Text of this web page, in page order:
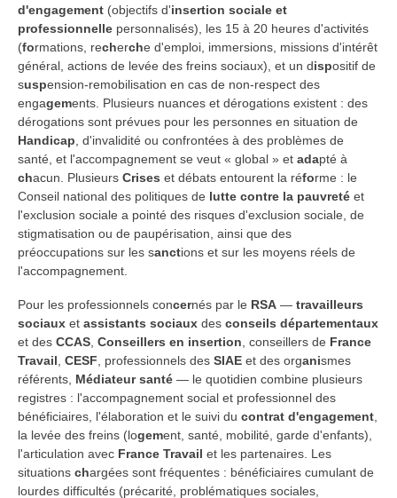
d'engagement (objectifs d'insertion sociale et
professionnelle personnalisés), les 15 à 20 heures d'activités
(formations, recherche d'emploi, immersions, missions d'intérêt
général, actions de levée des freins sociaux), et un dispositif de
suspension-remobilisation en cas de non-respect des
engagements. Plusieurs nuances et dérogations existent : des
dérogations sont prévues pour les personnes en situation de
Handicap , d'invalidité ou confrontées à des problèmes de
santé, et l'accompagnement se veut « global » et adapté à
chacun. Plusieurs Crises et débats entourent la réforme : le
Conseil national des politiques de lutte contre la pauvreté et
l'exclusion sociale a pointé des risques d'exclusion sociale, de
stigmatisation ou de paupérisation, ainsi que des
préoccupations sur les sanctions et sur les moyens réels de
l'accompagnement.
Pour les professionnels concernés par le RSA — travailleurs
sociaux et assistants sociaux des conseils départementaux
et des CCAS Conseillers en insertion , conseillers de France
Travail CESF , professionnels des SIAE et des organismes
référents, Médiateur santé — le quotidien combine plusieurs
registres : l'accompagnement social et professionnel des
bénéficiaires, l'élaboration et le suivi du contrat d'engagement
la levée des freins (logement, santé, mobilité, garde d'enfants),
l'articulation avec France Travail et les partenaires. Les
situations chargées sont fréquentes : bénéficiaires cumulant de
lourdes difficultés (précarité, problématiques sociales,